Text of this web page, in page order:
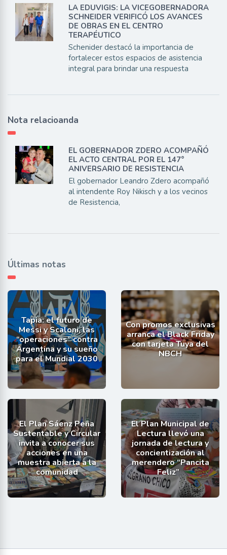
LA EDUVIGIS: LA VICEGOBERNADORA
SCHNEIDER VERIFICÓ LOS AVANCES
DE OBRAS EN EL CENTRO
TERAPÉUTICO
Schenider destacó la importancia de
fortalecer estos espacios de asistencia
integral para brindar una respuesta
Nota relacioanda
EL GOBERNADOR ZDERO ACOMPAÑÓ
EL ACTO CENTRAL POR EL 147°
ANIVERSARIO DE RESISTENCIA
El gobernador Leandro Zdero acompañó
al intendente Roy Nikisch y a los vecinos
de Resistencia,
Últimas notas
Tapia: el futuro de
Messi y Scaloni, las
“operaciones” contra
Argentina y su sueño
para el Mundial 2030
Con promos exclusivas
arranca el Black Friday
con tarjeta Tuya del
NBCH
El Plan Sáenz Peña
Sustentable y Circular
invita a conocer sus
acciones en una
muestra abierta a la
comunidad
El Plan Municipal de
Lectura llevó una
jornada de lectura y
concientización al
merendero “Pancita
Feliz”